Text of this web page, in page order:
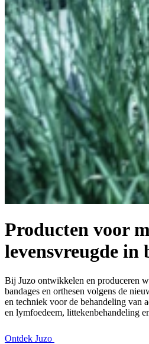
Producten voor
levensvreugde in
Bij Juzo ontwikkelen en produceren
bandages en orthesen volgens de
en techniek voor de behandeling van
en lymfoedeem, littekenbehandeling
Ontdek Juzo